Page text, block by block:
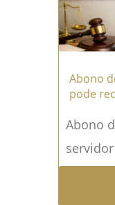
Leia
Abono
pode
Abono